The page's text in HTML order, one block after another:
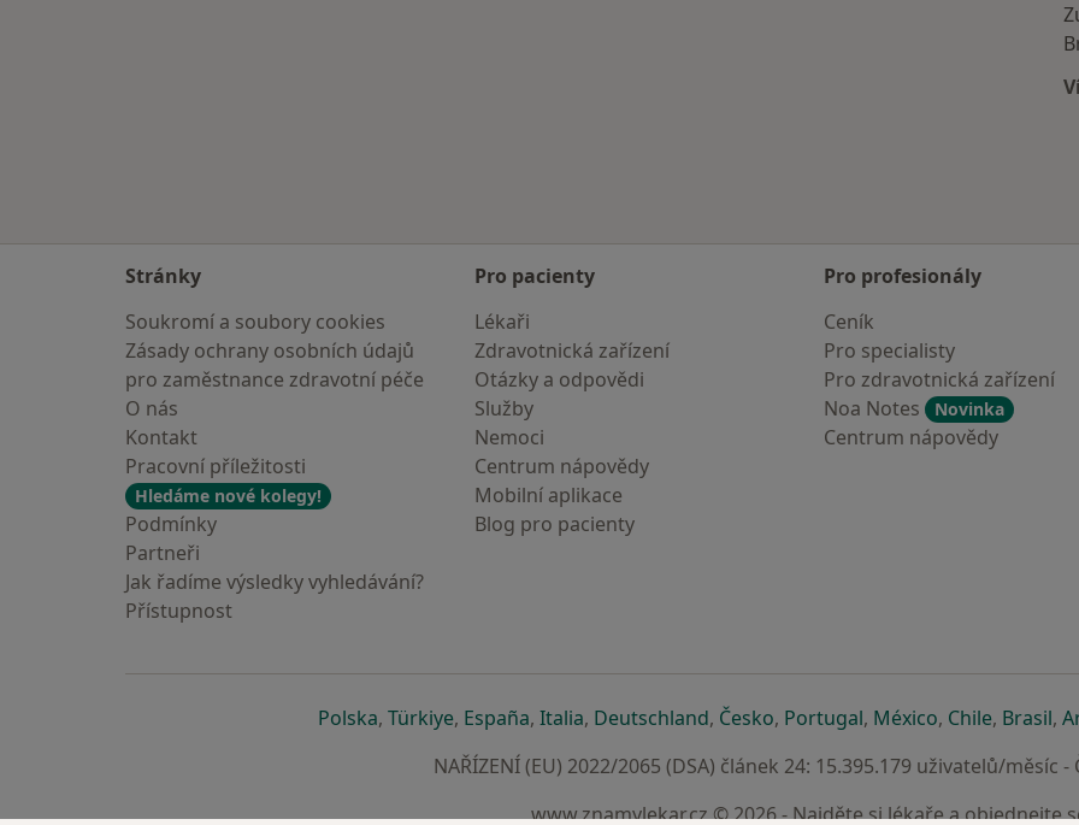
Stránky
Soukromí a soubory cookies
Zásady ochrany osobních údajů
pro zaměstnance zdravotní péče
O nás
Kontakt
Pracovní příležitosti
Hledáme nové kolegy!
Podmínky
Partneři
Jak řadíme výsledky vyhledávání?
Přístupnost
Pro pacienty
Lékaři
Zdravotnická zařízení
Otázky a odpovědi
Služby
Nemoci
Centrum nápovědy
Mobilní aplikace
Blog pro pacienty
Pro profesionály
Ceník
Pro specialisty
Pro zdravotnická zařízení
Noa Notes
Novinka
Centrum nápovědy
Polskase otevře v nové záložce
, Türkiyese otevře v nové záložce
, Españase otevře v nové záložce
, Italiase otevře v nové záložce
, Deutschlandse otevře v nové záložce
, Českose otevře v nové záložce
, Portugalse otevře v nové
, Méxicose otevře v
, Chilese otevře
, Brasilse
,
NAŘÍZENÍ (EU) 2022/2065 (DSA) článek 24: 15.395.179 uživatelů/měsíc -
www.znamylekar.cz © 2026 - Najděte si lékaře a objednejte